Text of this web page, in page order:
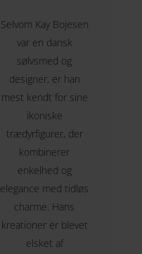
Selvom Kay Bojesen
var en dansk
sølvsmed og
designer, er han
mest kendt for sine
ikoniske
trædyrfigurer, der
kombinerer
enkelhed og
elegance med tidløs
charme. Hans
kreationer er blevet
elsket af